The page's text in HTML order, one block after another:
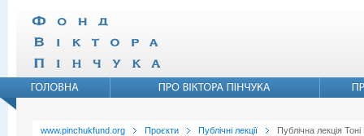
www.pinchukfund.org Проєкти Публічні лекції Публічна лекція